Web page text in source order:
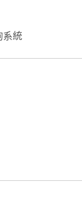
系統